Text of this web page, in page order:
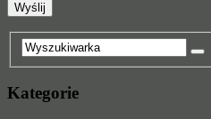
Kategorie